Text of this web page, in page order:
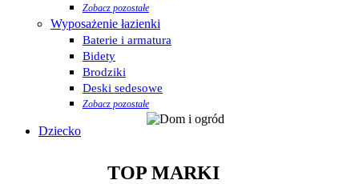
Zobacz pozostałe
Wyposażenie łazienki
Baterie i armatura
Bidety
Brodziki
Deski sedesowe
Zobacz pozostałe
Dziecko
TOP MARKI